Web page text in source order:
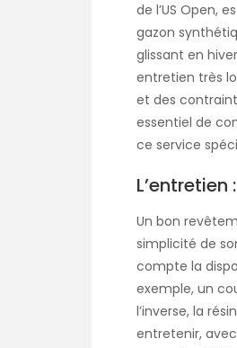
de l’US Open,
gazon
glissant en
entretien très
et des
essentiel de
ce service
Un bon
simplicité de
compte la
exemple, un
l’inverse, la
entretenir,